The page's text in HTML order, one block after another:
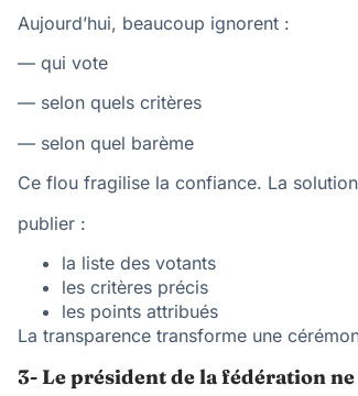
Aujourd’hui, beaucoup ignorent :
— qui vote
— selon quels critères
— selon quel barème
Ce flou fragilise la confiance. La
publier :
la liste des votants
les critères précis
les points attribués
La transparence transforme une
3- Le président de la fédération